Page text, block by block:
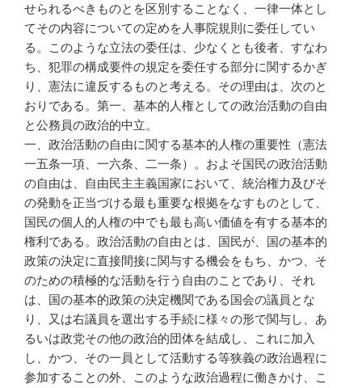
せられるべきものとを区別することなく、一律一体とし
てその内容についての定めを人事院規則に委任してい
る。このような立法の委任は、少なくとも後者、すなわ
ち、犯罪の構成要件の規定を委任する部分に関するかぎ
り、憲法に違反するものと考える。その理由は、次のと
おりである。第一、基本的人権としての政治活動の自由
と公務員の政治的中立。
一、政治活動の自由に関する基本的人権の重要性（憲法
一五条一項、一六条、二一条）。およそ国民の政治活動
の自由は、自由民主主義国家において、統治権力及びそ
の発動を正当づける最も重要な根拠をなすものとして、
国民の個人的人権の中でも最も高い価値を有する基本的
権利である。政治活動の自由とは、国民が、国の基本的
政策の決定に直接間接に関与する機会をもち、かつ、そ
のための積極的な活動を行う自由のことであり、それ
は、国の基本的政策の決定機関である国会の議員とな
り、又は右議員を選出する手続に様々の形で関与し、あ
るいは政党その他の政治的団体を結成し、これに加入
し、かつ、その一員として活動する等狭義の政治過程に
参加することの外、このような政治過程に働きかけ、こ